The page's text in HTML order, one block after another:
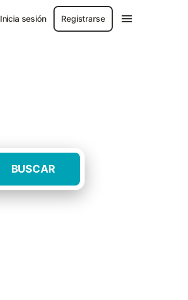
Inicia sesión Registrarse
BUSCAR